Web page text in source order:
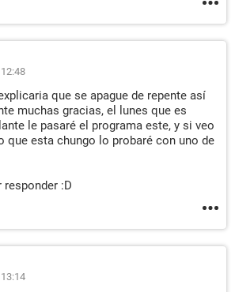
que se apague de repente así
muchas gracias, el lunes que es
le pasaré el programa este, y si veo
que esta chungo lo probaré con uno de
:D